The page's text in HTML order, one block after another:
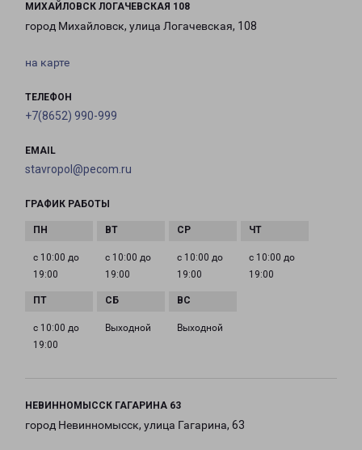
МИХАЙЛОВСК ЛОГАЧЕВСКАЯ 108
город Михайловск, улица Логачевская, 108
на карте
ТЕЛЕФОН
+7(8652) 990-999
EMAIL
stavropol@pecom.ru
ГРАФИК РАБОТЫ
с 10:00 до
19:00
с 10:00 до
19:00
с 10:00 до
19:00
с 10:00 до
19:00
с 10:00 до
19:00
Выходной Выходной
НЕВИННОМЫССК ГАГАРИНА 63
город Невинномысск, улица Гагарина, 63